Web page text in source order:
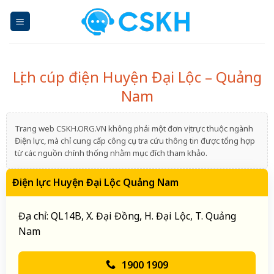
Lịch cúp điện Huyện Đại Lộc – Quảng
Nam
Trang web CSKH.ORG.VN không phải một đơn vị trực thuộc ngành
Điện lực, mà chỉ cung cấp công cụ tra cứu thông tin được tổng hợp
từ các nguồn chính thống nhằm mục đích tham khảo.
Điện lực Huyện Đại Lộc Quảng Nam
Địa chỉ: QL14B, X. Đại Đồng, H. Đại Lộc, T. Quảng
Nam
1900 1909